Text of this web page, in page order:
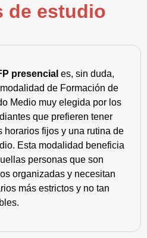
de estudio
presencial es, sin duda,
de Formación de
Medio muy elegida por los
que prefieren tener
horarios fijos y una rutina de
Esta modalidad beneficia
personas que son
organizadas y necesitan
más estrictos y no tan